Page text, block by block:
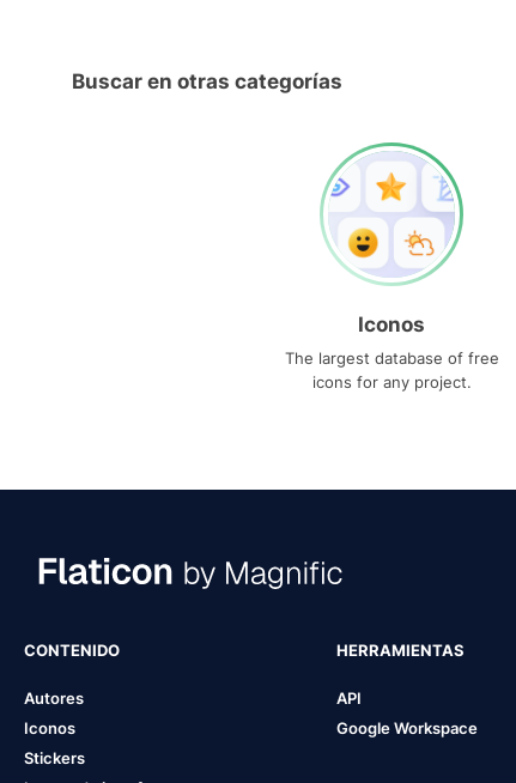
Buscar en otras categorías
Iconos
The largest database of free
icons for any project.
CONTENIDO
Autores
Iconos
Stickers
HERRAMIENTAS
API
Google Workspace